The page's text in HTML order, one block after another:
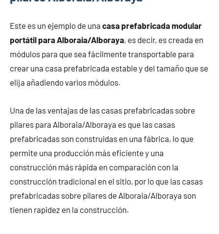
Este es un ejemplo de una casa prefabricada modular
portátil para Alboraia/Alboraya, es decir, es creada en
módulos para que sea fácilmente transportable para
crear una casa prefabricada estable y del tamaño que se
elija añadiendo varios módulos.
Una de las ventajas de las casas prefabricadas sobre
pilares para Alboraia/Alboraya es que las casas
prefabricadas son construidas en una fábrica, lo que
permite una producción más eficiente y una
construcción más rápida en comparación con la
construcción tradicional en el sitio, por lo que las casas
prefabricadas sobre pilares de Alboraia/Alboraya son
tienen rapidez en la construcción.